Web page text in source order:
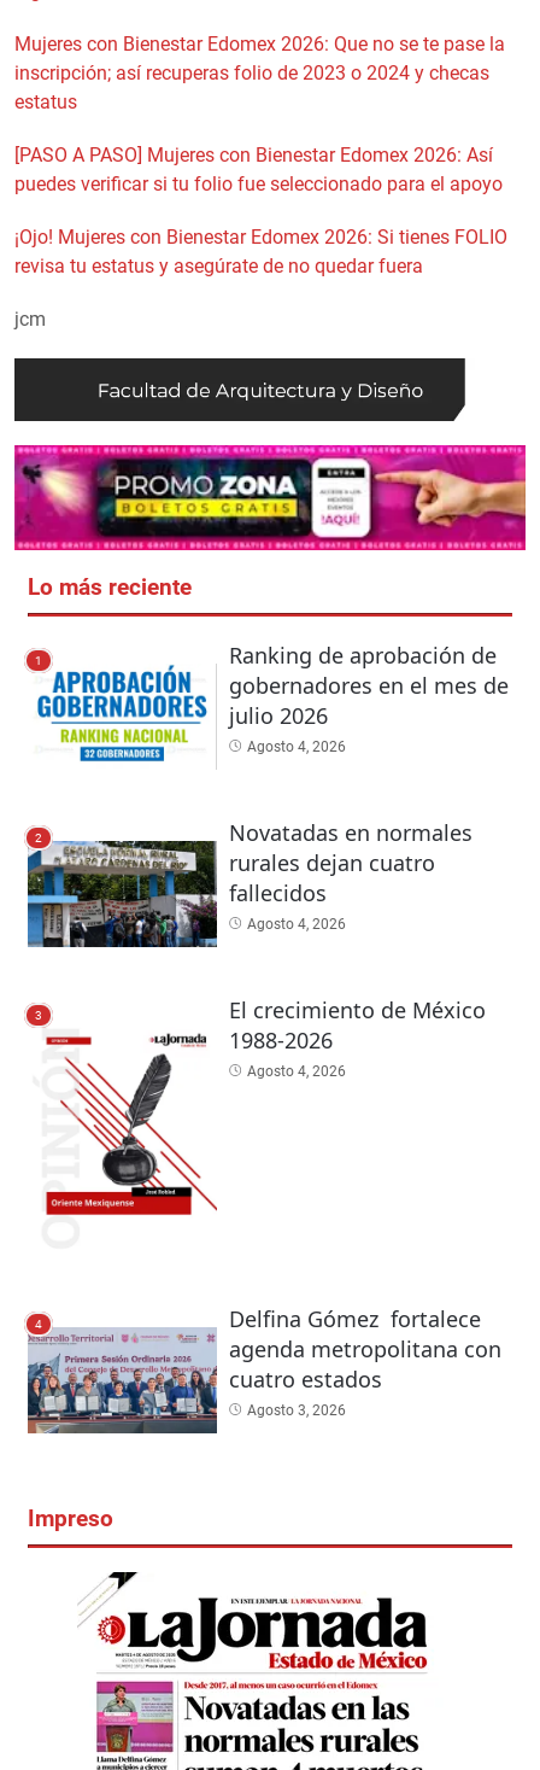
Mujeres con Bienestar Edomex 2026: Que no se te pase la
inscripción; así recuperas folio de 2023 o 2024 y checas
estatus
[PASO A PASO] Mujeres con Bienestar Edomex 2026: Así
puedes verificar si tu folio fue seleccionado para el apoyo
¡Ojo! Mujeres con Bienestar Edomex 2026: Si tienes FOLIO
revisa tu estatus y asegúrate de no quedar fuera
jcm
Lo más reciente
1
Ranking de aprobación de
gobernadores en el mes de
julio 2026
Agosto 4, 2026
2
Novatadas en normales
rurales dejan cuatro
fallecidos
Agosto 4, 2026
3
El crecimiento de México
1988-2026
Agosto 4, 2026
4
Delfina Gómez fortalece
agenda metropolitana con
cuatro estados
Agosto 3, 2026
Impreso